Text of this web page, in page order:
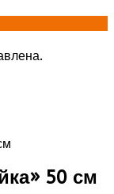
50 см